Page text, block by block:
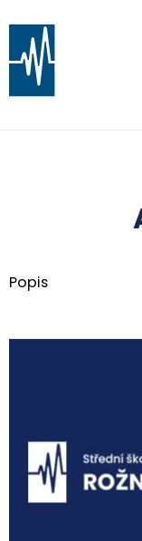
Střední škola
ROŽNOV
Popis